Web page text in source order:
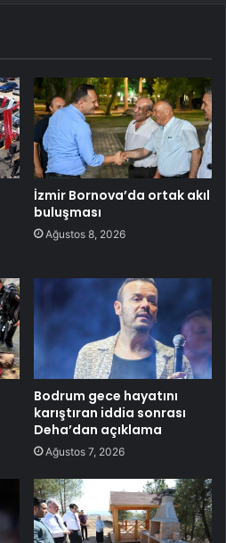
İzmir Bornova’da ortak akıl
buluşması
Ağustos 8, 2026
Bodrum gece hayatını
karıştıran iddia sonrası
Deha’dan açıklama
Ağustos 7, 2026